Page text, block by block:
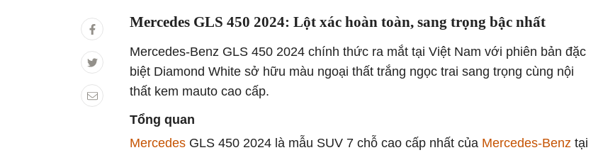
Mercedes GLS 450 2024: Lột xác hoàn toàn, sang trọng bậc nhất
Mercedes-Benz GLS 450 2024 chính thức ra mắt tại Việt Nam với phiên bản đặc
biệt Diamond White sở hữu màu ngoại thất trắng ngọc trai sang trọng cùng nội
thất kem mauto cao cấp.
Tổng quan
Mercedes GLS 450 2024 là mẫu SUV 7 chỗ cao cấp nhất của Mercedes-Benz tại